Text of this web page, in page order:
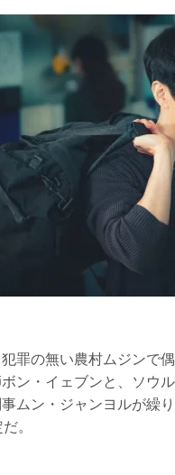
罪の無い農村ムジンで
ン・イェブンと、ソウ
ムン・ジャンヨルが繰
。